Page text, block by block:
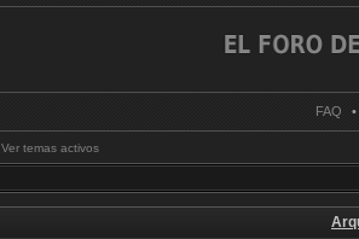
FAQ •
Ver temas activos